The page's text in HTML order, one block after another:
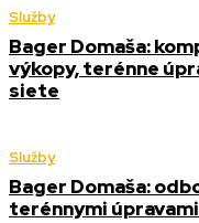
Služby
Bager Domaša:
výkopy, terénne
siete
Služby
Bager Domaša:
terénnymi